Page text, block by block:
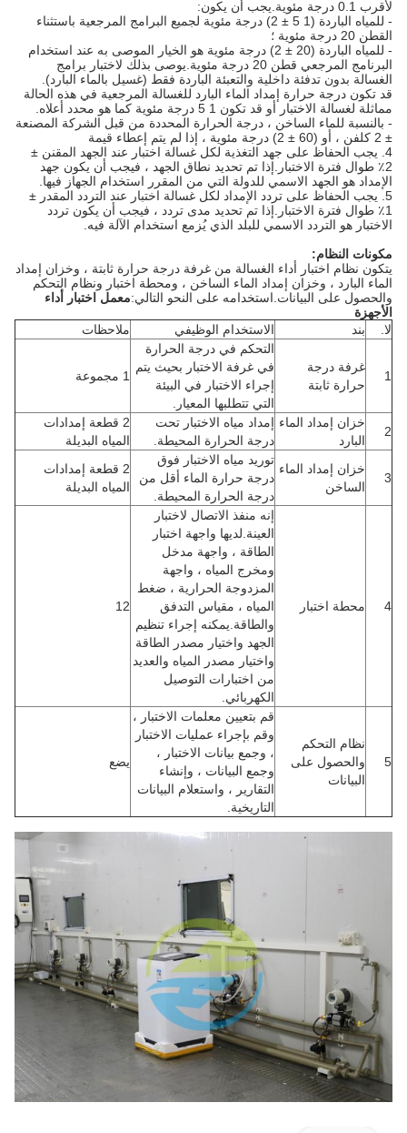
لأقرب 0.1 درجة مئوية.يجب أن يكون:
- للمياه الباردة (1 5 ± 2) درجة مئوية لجميع البرامج المرجعية باستثناء
القطن 20 درجة مئوية ؛
- للمياه الباردة (20 ± 2) درجة مئوية هو الخيار الموصى به عند استخدام
البرنامج المرجعي قطن 20 درجة مئوية.يوصى بذلك لاختبار برامج
الغسالة بدون تدفئة داخلية والتعبئة الباردة فقط (غسيل بالماء البارد).
قد تكون درجة حرارة إمداد الماء البارد للغسالة المرجعية في هذه الحالة
مماثلة لغسالة الاختبار أو قد تكون 1 5 درجة مئوية كما هو محدد أعلاه.
- بالنسبة للماء الساخن ، درجة الحرارة المحددة من قبل الشركة المصنعة
± 2 كلفن ، أو (60 ± 2) درجة مئوية ، إذا لم يتم إعطاء قيمة
4. يجب الحفاظ على جهد التغذية لكل غسالة اختبار عند الجهد المقنن ±
2٪ طوال فترة الاختبار.إذا تم تحديد نطاق الجهد ، فيجب أن يكون جهد
الإمداد هو الجهد الاسمي للدولة التي من المقرر استخدام الجهاز فيها.
5. يجب الحفاظ على تردد الإمداد لكل غسالة اختبار عند التردد المقدر ±
1٪ طوال فترة الاختبار.إذا تم تحديد مدى تردد ، فيجب أن يكون تردد
الاختبار هو التردد الاسمي للبلد الذي يُزمع استخدام الآلة فيه.
مكونات النظام:
يتكون نظام اختبار أداء الغسالة من غرفة درجة حرارة ثابتة ، وخزان إمداد
الماء البارد ، وخزان إمداد الماء الساخن ، ومحطة اختبار ونظام التحكم
والحصول على البيانات.استخدامه على النحو التالي: معمل اختبار أداء
الأجهزة
لا.
بند الاستخدام الوظيفي ملاحظات
غرفة درجة
حرارة ثابتة
التحكم في درجة الحرارة
في غرفة الاختبار بحيث يتم
إجراء الاختبار في البيئة
التي تتطلبها المعيار.
خزان إمداد الماء
البارد
إمداد مياه الاختبار تحت
درجة الحرارة المحيطة.
2 قطعة إمدادات
المياه البديلة
خزان إمداد الماء
الساخن
توريد مياه الاختبار فوق
درجة حرارة الماء أقل من
درجة الحرارة المحيطة.
2 قطعة إمدادات
المياه البديلة
4 محطة اختبار
إنه منفذ الاتصال لاختبار
العينة.لديها واجهة اختبار
الطاقة ، واجهة مدخل
ومخرج المياه ، واجهة
المزدوجة الحرارية ، ضغط
المياه ، مقياس التدفق
والطاقة.يمكنه إجراء تنظيم
الجهد واختيار مصدر الطاقة
واختيار مصدر المياه والعديد
من اختبارات التوصيل
الكهربائي.
12
5
نظام التحكم
والحصول على
البيانات
قم بتعيين معلمات الاختبار ،
وقم بإجراء عمليات الاختبار
، وجمع بيانات الاختبار ،
وجمع البيانات ، وإنشاء
التقارير ، واستعلام البيانات
التاريخية.
يضع